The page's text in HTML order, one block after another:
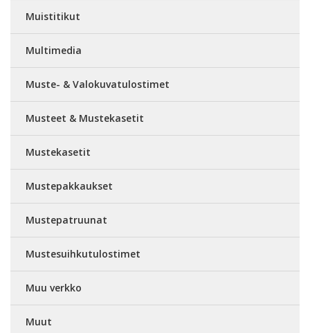
Muistitikut
Multimedia
Muste- & Valokuvatulostimet
Musteet & Mustekasetit
Mustekasetit
Mustepakkaukset
Mustepatruunat
Mustesuihkutulostimet
Muu verkko
Muut